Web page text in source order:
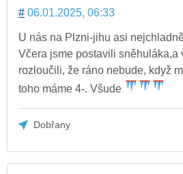
# 06.01.2025, 06:33
U nás na Plzni-jihu asi
Včera jsme postavili sněhuláka,a
rozloučili, že ráno nebude, když
toho máme 4-. Všude
Dobřany